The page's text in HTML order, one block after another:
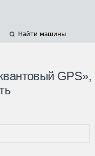
Найти машины
GPS»,